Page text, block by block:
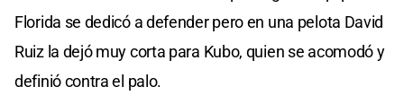
Florida se dedicó a defender pero en una pelota David
Ruiz la dejó muy corta para Kubo, quien se acomodó y
definió contra el palo.